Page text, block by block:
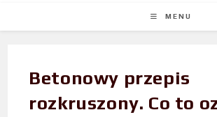
MENU
Betonowy przepis
rozkruszony. Co to